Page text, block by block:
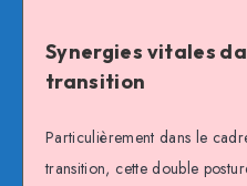
Synergies vitales
transition
Particulièrement dans le
transition, cette double